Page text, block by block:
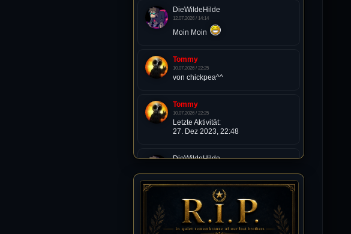
DieWildeHilde
12.07.2026 / 14:14
Moin Moin
Tommy
10.07.2026 / 22:25
von chickpea^^
Tommy
10.07.2026 / 22:25
Letzte Aktivität:
27. Dez 2023, 22:48
DieWildeHilde
Happy Birthday Chickpea
DieWildeHilde
10.07.2026 / 10:08
Hallo meine Lieben!